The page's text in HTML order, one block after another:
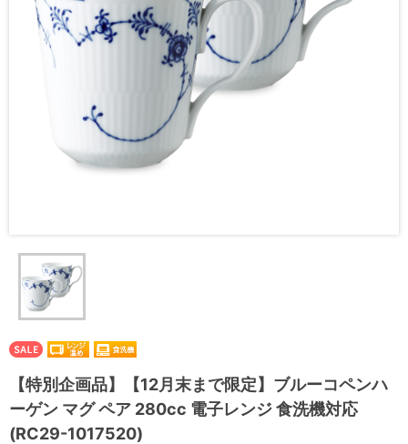
【特別企画品】【12月末まで限定】ブルーコペンハ
ーゲン マグ ペア 280cc 電子レンジ 食洗機対応
(RC29-1017520)